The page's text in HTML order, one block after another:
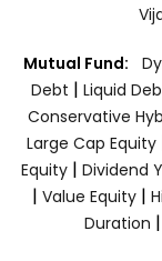
Mutual Fund:
Debt | Liquid
Conservative
Large Cap Equity
Equity| Dividend
| Value Equity |
Duration |